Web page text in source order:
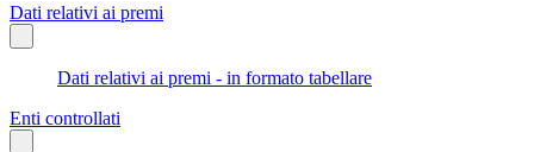
Dati relativi ai premi
Dati relativi ai premi - in formato tabellare
Enti controllati